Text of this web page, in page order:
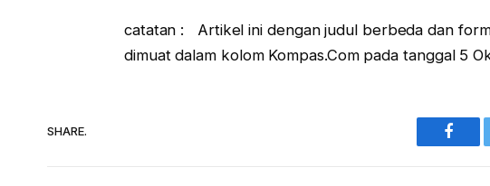
catatan : Artikel ini dengan judul berbeda dan
dimuat dalam kolom Kompas.Com pada tanggal 5
SHARE.